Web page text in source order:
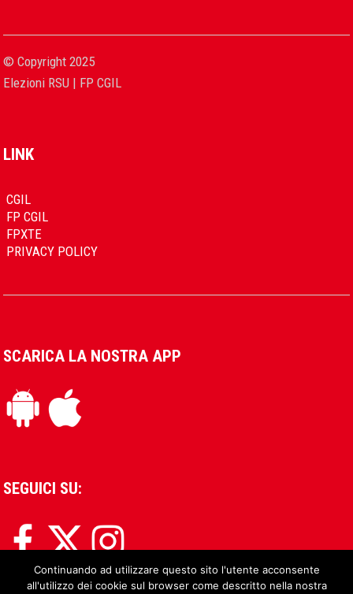
© Copyright 2025
Elezioni RSU | FP CGIL
LINK
CGIL
FP CGIL
FPXTE
PRIVACY POLICY
SCARICA LA NOSTRA APP
SEGUICI SU:
Continuando ad utilizzare questo sito l'utente acconsente
all'utilizzo dei cookie sul browser come descritto nella nostra